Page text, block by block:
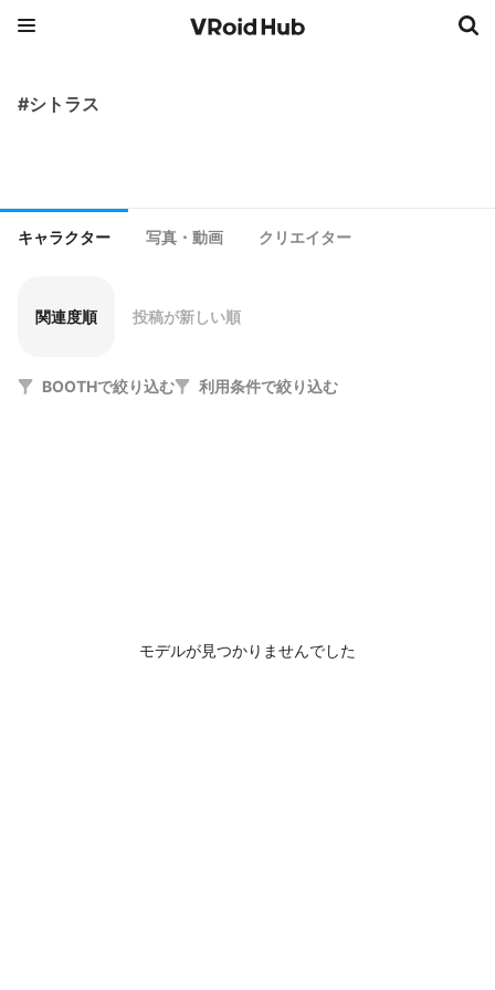
#シトラス
キャラクター 写真・動画 クリエイター
関連度順 投稿が新しい順
BOOTHで絞り込む 利用条件で絞り込む
モデルが見つかりませんでした